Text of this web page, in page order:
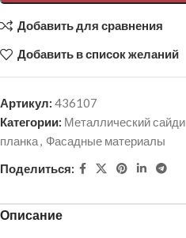
Добавить для сравнения
Добавить в список желаний
Артикул: 436107
Категории: Металлический
планка, Фасадные материалы
Поделиться:
Описание